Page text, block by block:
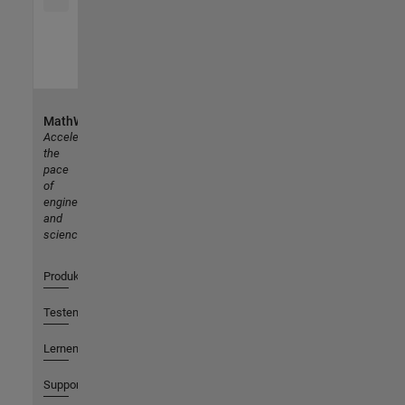
MathWorks
Accelerating
the
pace
of
engineering
and
science
Produkte
Testen oder Kaufen
Lernen
Support